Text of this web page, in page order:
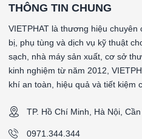
THÔNG TIN CHUNG
VIETPHAT là thương hiệu
bị, phụ tùng và dịch vụ kỹ thuật
sạch, nhà máy sản xuất, cơ sở
kinh nghiệm từ năm 2012,
khí an toàn, hiệu quả và tiết kiệm
TP. Hồ Chí Minh, Hà Nội,
0971.344.344